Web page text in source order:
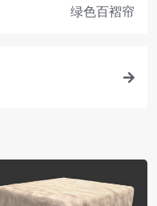
绿色百褶帘